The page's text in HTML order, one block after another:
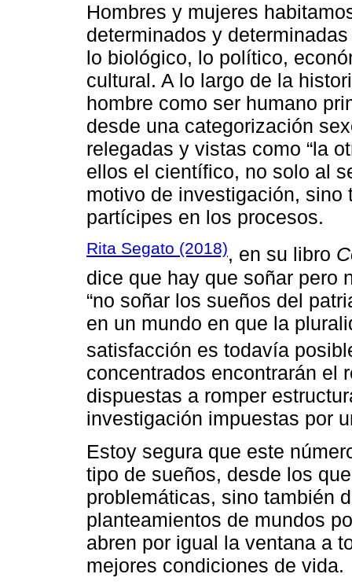
Hombres y mujeres
determinados y
lo biológico, lo político,
cultural. A lo largo de la
hombre como ser humano
desde una categorización
relegadas y vistas como “la
ellos el científico, no solo al
motivo de investigación,
partícipes en los procesos.
Rita Segato (2018), en su libro
dice que hay que soñar pero
“no soñar los sueños del
en un mundo en que la
satisfacción es todavía
concentrados encontrarán el
dispuestas a romper
investigación impuestas por
Estoy segura que este
tipo de sueños, desde los
problemáticas, sino también
planteamientos de mundos
abren por igual la ventana a
mejores condiciones de vida.